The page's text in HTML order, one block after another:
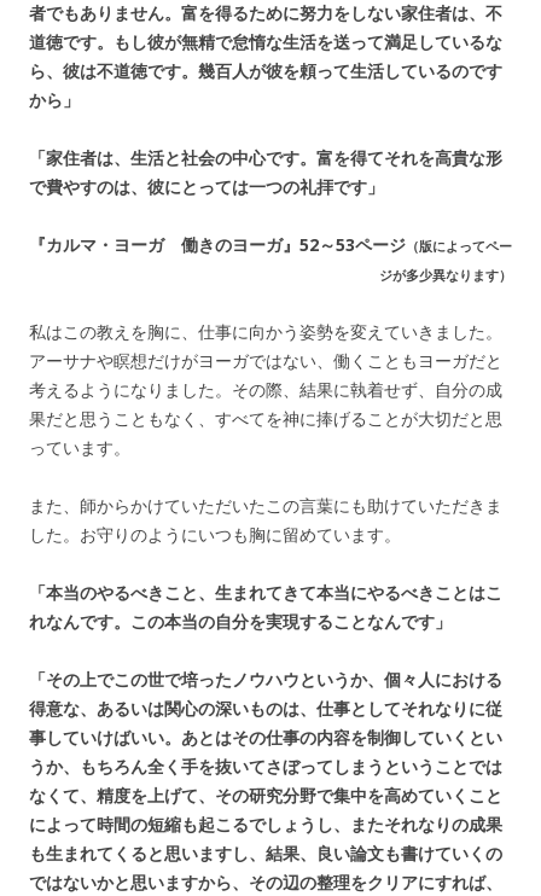
者でもありません。富を得るために努力をしない家住者は、不
道徳です。もし彼が無精で怠惰な生活を送って満足しているな
ら、彼は不道徳です。幾百人が彼を頼って生活しているのです
から」
「家住者は、生活と社会の中心です。富を得てそれを高貴な形
で費やすのは、彼にとっては一つの礼拝です」
『カルマ・ヨーガ 働きのヨーガ』52～53ページ （版によってペー
ジが多少異なります）
私はこの教えを胸に、仕事に向かう姿勢を変えていきました。
アーサナや瞑想だけがヨーガではない、働くこともヨーガだと
考えるようになりました。その際、結果に執着せず、自分の成
果だと思うこともなく、すべてを神に捧げることが大切だと思
っています。
また、師からかけていただいたこの言葉にも助けていただきま
した。お守りのようにいつも胸に留めています。
「本当のやるべきこと、生まれてきて本当にやるべきことはこ
れなんです。この本当の自分を実現することなんです」
「その上でこの世で培ったノウハウというか、個々人における
得意な、あるいは関心の深いものは、仕事としてそれなりに従
事していけばいい。あとはその仕事の内容を制御していくとい
うか、もちろん全く手を抜いてさぼってしまうということでは
なくて、精度を上げて、その研究分野で集中を高めていくこと
によって時間の短縮も起こるでしょうし、またそれなりの成果
も生まれてくると思いますし、結果、良い論文も書けていくの
ではないかと思いますから、その辺の整理をクリアにすれば、